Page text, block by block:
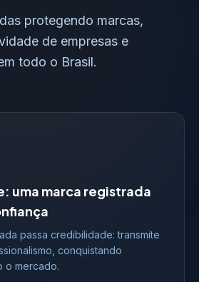
protegendo marcas,
de empresas e
todo o Brasil.
uma marca registrada
passa credibilidade: transmite
conquistando
o mercado.